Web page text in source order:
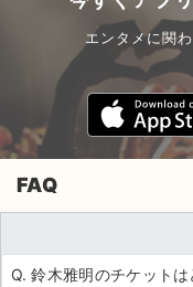
エンタメに関
FAQ
Q. 鈴木雅明のチケットは